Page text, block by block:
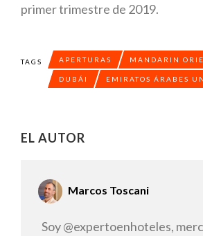
primer trimestre de 2019.
TAGS APERTURAS MANDARIN
DUBÁI EMIRATOS ÁRABES
EL AUTOR
Marcos Toscani
Soy @expertoenhoteles,